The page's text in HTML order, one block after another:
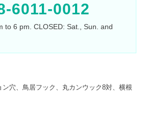
6011-0012
to 6 pm. CLOSED: Sat., Sun. and
穴、鳥居フック、丸カンウック8対、横根